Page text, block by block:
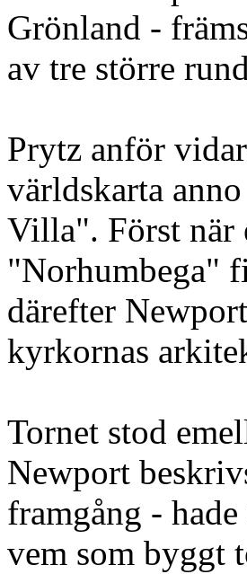
Grönland -
av tre större
Prytz anför
världskarta
Villa". Först när
"Norhumbega"
därefter
kyrkornas
Tornet stod
Newport
framgång -
vem som byggt